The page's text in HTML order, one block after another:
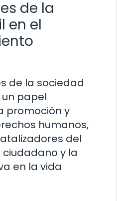
de la
en el
de la sociedad
papel
promoción y
humanos,
del
y la
en la vida